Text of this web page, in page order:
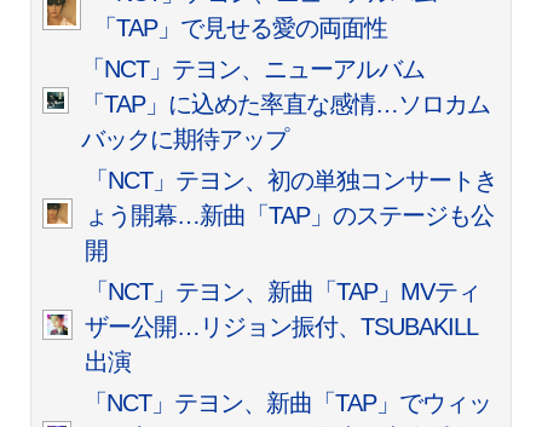
「TAP」で見せる愛の両面性
「NCT」テヨン、ニューアルバム
「TAP」に込めた率直な感情…ソロカム
バックに期待アップ
「NCT」テヨン、初の単独コンサートき
ょう開幕…新曲「TAP」のステージも公
開
「NCT」テヨン、新曲「TAP」MVティ
ザー公開…リジョン振付、TSUBAKILL
出演
「NCT」テヨン、新曲「TAP」でウィッ